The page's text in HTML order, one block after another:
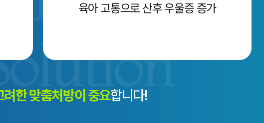
육아 고통으로 산후 우울증 증가
한 맞춤처방이 중요합니다!